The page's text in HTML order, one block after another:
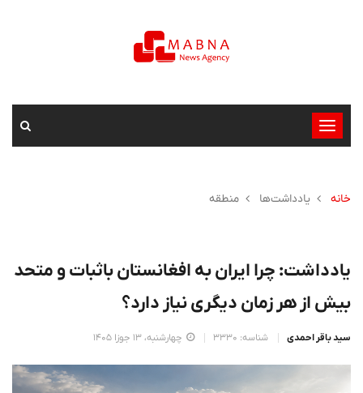
تغییر
وضعیت
خانه
یادداشت‌ها منطقه
یادداشت: چرا ایران به افغانستان باثبات و متحد
بیش از هر زمان دیگری نیاز دارد؟
سید باقر احمدی شناسه: 3330 چهارشنبه، 13 جوزا 1405